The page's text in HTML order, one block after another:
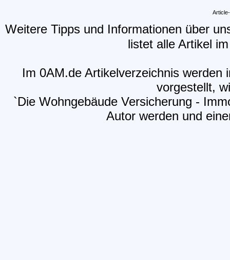
Weitere Tipps und Informationen über
listet alle Artikel
Im 0AM.de Artikelverzeichnis
vorgestellt,
`Die Wohngebäude Versicherung -
Autor werden und